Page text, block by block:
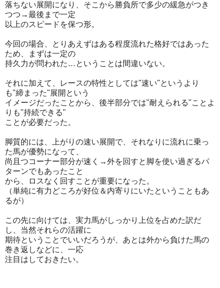
落ちない展開になり、そこから勝負所で多少の緩急がつき
つつ→最後まで一定
以上のスピードを保つ形。
今回の場合、とりあえずはある程度流れた格好ではあった
ため、まずは一定の
持久力が問われた…ということは間違いない。
それに加えて、レースの特性としては"速い"というより
も"締まった"展開という
イメージだったことから、後半部分では"耐えられる"ことよ
りも"持続できる"
ことが必要だった。
脚質的には、上がりの速い展開で、それなりに流れに乗っ
た馬が優勢になって、
尚且つコーナー部分が速く→外を回すと脚を使い過ぎるパ
ターンでもあったこと
から、ロスなく回すことが重要になった。
（単純に有力どころが好位＆内寄りにいたということもあ
るが）
この先に向けては、実力馬がしっかり上位を占めた訳だ
し、当然それらの活躍に
期待ということでいいだろうが、あとは外から負けた馬の
巻き返しなどに、一応
注目はしておきたい。